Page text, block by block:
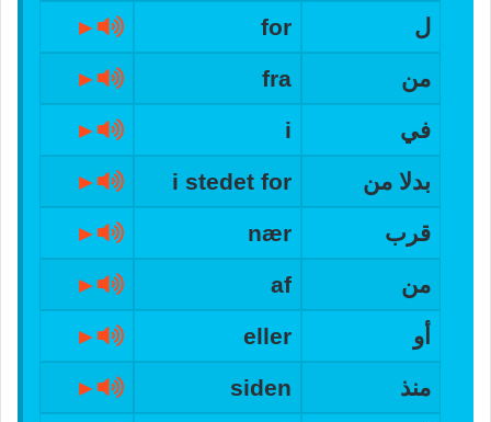
ل for
►
من fra
►
في i
►
بدلا من i stedet for
►
قرب nær
►
من af
►
أو eller
►
منذ siden
►